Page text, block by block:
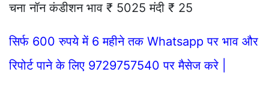
चना नॉन कंडीशन भाव ₹ 5025 मंदी ₹ 25
सिर्फ 600 रुपये में 6 महीने तक Whatsapp पर भाव और
रिपोर्ट पाने के लिए 9729757540 पर मैसेज करे |